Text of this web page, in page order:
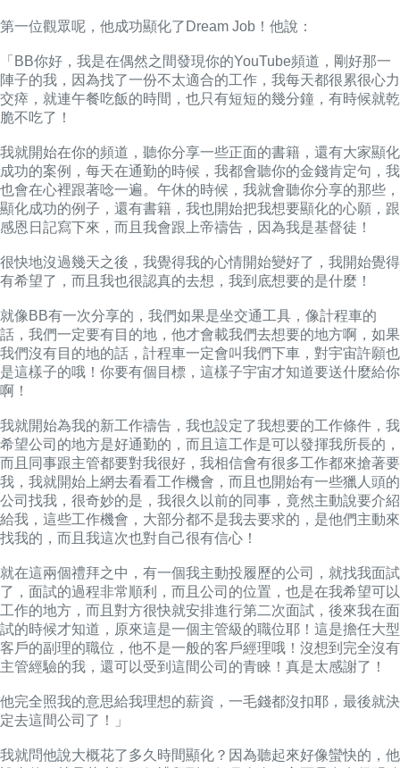
第一位觀眾呢，他成功顯化了Dream Job！ 他說：
「BB你好，我是在偶然之間發現你的YouTube頻道，剛好那一
陣子的我，因為找了一份不太適合的工作，我每天都很累很心力
交瘁，就連午餐吃飯的時間，也只有短短的幾分鐘，有時候就乾
脆不吃了！
我就開始在你的頻道，聽你分享一些正面的書籍，還有大家顯化
成功的案例，每天在通勤的時候，我都會聽你的金錢肯定句，我
也會在心裡跟著唸一遍。午休的時候，我就會聽你分享的那些，
顯化成功的例子，還有書籍，我也開始把我想要顯化的心願，跟
感恩日記寫下來，而且我會跟上帝禱告，因為我是基督徒！
很快地沒過幾天之後，我覺得我的心情開始變好了，我開始覺得
有希望了，而且我也很認真的去想，我到底想要的是什麼！
就像BB有一次分享的，我們如果是坐交通工具，像計程車的
話，我們一定要有目的地，他才會載我們去想要的地方啊，如果
我們沒有目的地的話，計程車一定會叫我們下車，對宇宙許願也
是這樣子的哦！你要有個目標，這樣子宇宙才知道要送什麼給你
啊！
我就開始為我的新工作禱告，我也設定了我想要的工作條件，我
希望公司的地方是好通勤的，而且這工作是可以發揮我所長的，
而且同事跟主管都要對我很好，我相信會有很多工作都來搶著要
我，我就開始上網去看看工作機會，而且也開始有一些獵人頭的
公司找我，很奇妙的是，我很久以前的同事，竟然主動說要介紹
給我，這些工作機會，大部分都不是我去要求的，是他們主動來
找我的，而且我這次也對自己很有信心！
就在這兩個禮拜之中，有一個我主動投履歷的公司，就找我面試
了，面試的過程非常順利，而且公司的位置，也是在我希望可以
工作的地方，而且對方很快就安排進行第二次面試，後來我在面
試的時候才知道，原來這是一個主管級的職位耶！這是擔任大型
客戶的副理的職位，他不是一般的客戶經理哦！沒想到完全沒有
主管經驗的我，還可以受到這間公司的青睞！真是太感謝了！
他完全照我的意思給我理想的薪資，一毛錢都沒扣耶，最後就決
定去這間公司了！」
我就問他說大概花了多久時間顯化？因為聽起來好像蠻快的，他